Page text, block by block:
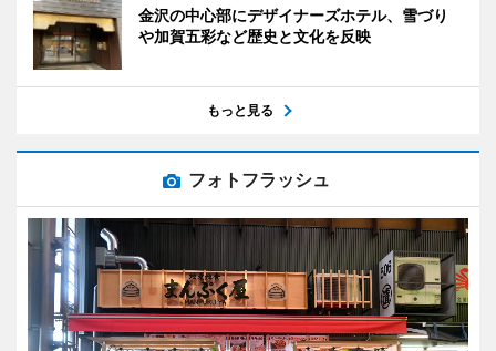
金沢の中心部にデザイナーズホテル、雪づり
や加賀五彩など歴史と文化を反映
もっと見る
フォトフラッシュ